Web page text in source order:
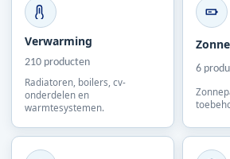
Verwarming
210 producten
Radiatoren, boilers, cv-
onderdelen en
warmtesystemen.
6